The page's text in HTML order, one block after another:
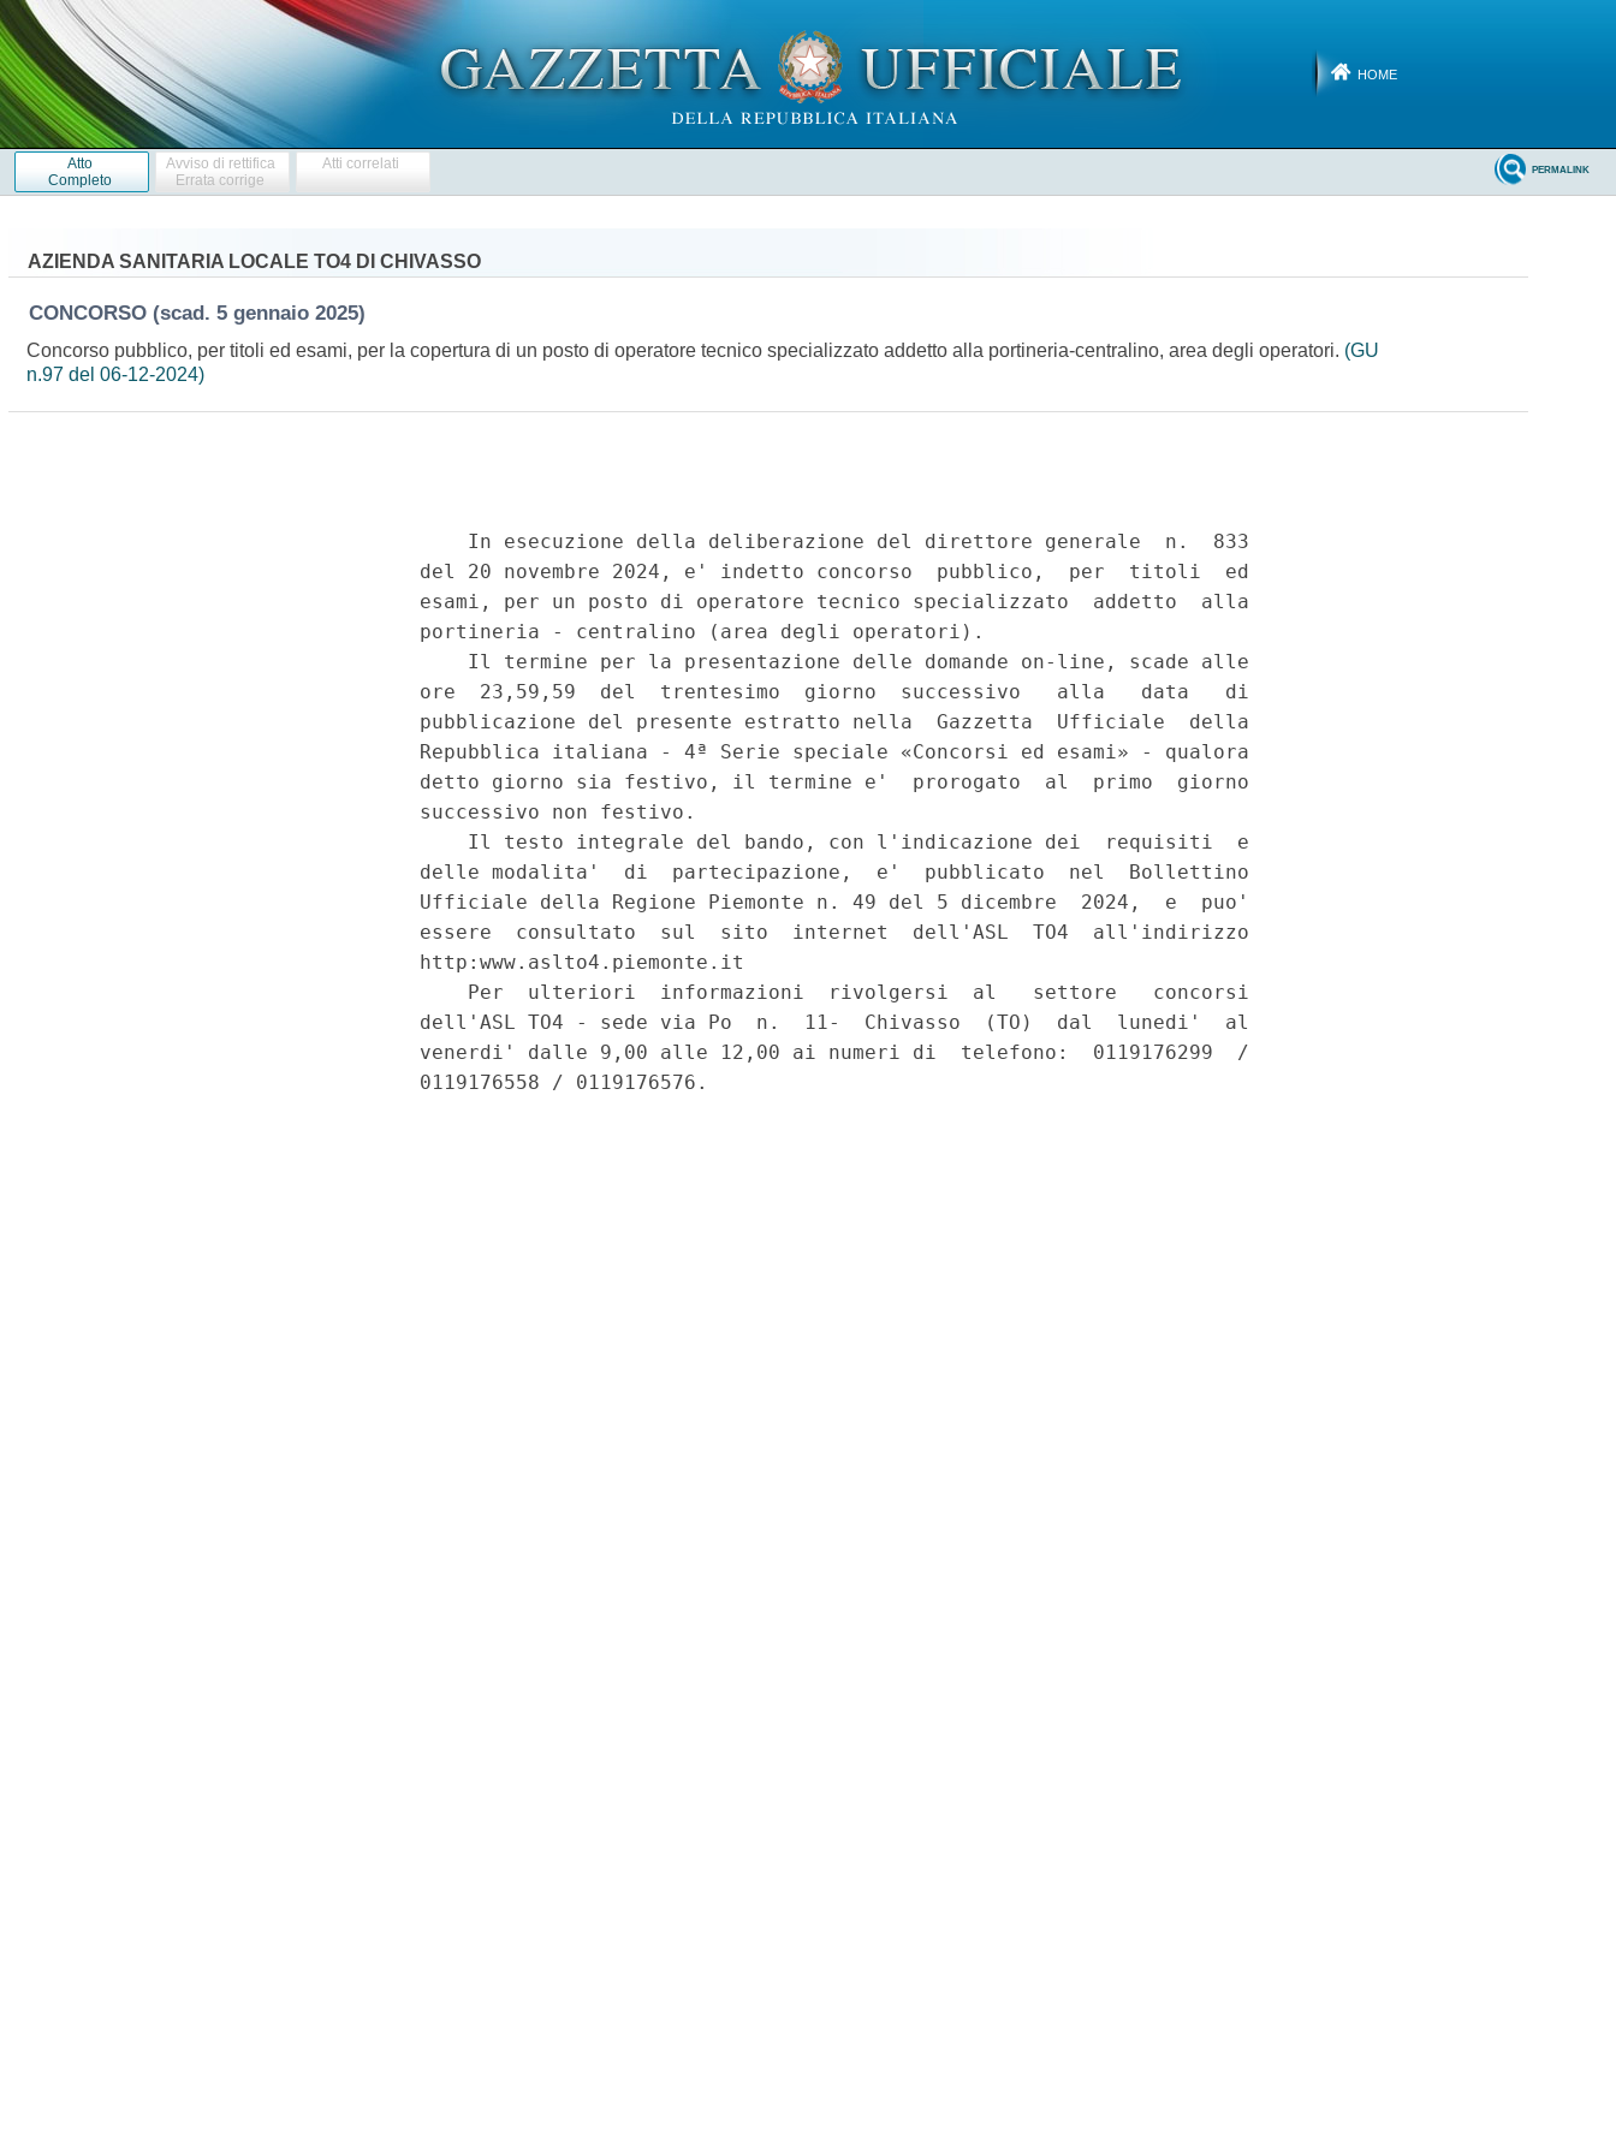
HOME
Atto
Completo
Avviso di rettifica
Errata corrige
Atti correlati PERMALINK
AZIENDA SANITARIA LOCALE TO4 DI CHIVASSO
CONCORSO (scad. 5 gennaio 2025)
Concorso pubblico, per titoli ed esami, per la copertura di un posto di operatore tecnico specializzato addetto alla portineria-centralino, area degli operatori. (GU
n.97 del 06-12-2024)